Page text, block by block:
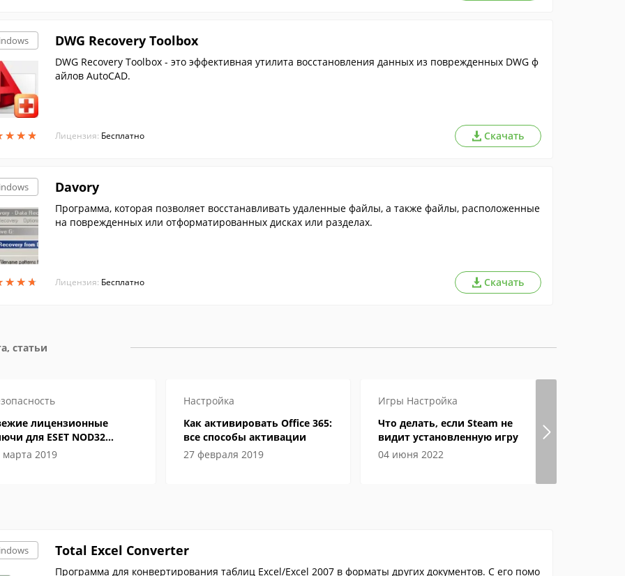
★★★
★★★
DWG Recovery Toolbox
DWG Recovery Toolbox - это эффективная утилита восстановления данных из поврежденных DWG ф
айлов AutoCAD.
Лицензия: Бесплатно Скачать
★★★
★★★
Davory
Программа, которая позволяет восстанавливать удаленные файлы, а также файлы, расположенные
на поврежденных или отформатированных дисках или разделах.
Лицензия: Бесплатно Скачать
статьи
лицензионные
для ESET NOD32
Security до 2019-2020
марта 2019
Настройка
Как активировать Office 365:
все способы активации
27 февраля 2019
Игры Настройка
Что делать, если Steam не
видит установленную игру
04 июня 2022
Total Excel Converter
Программа для конвертирования таблиц Excel/Excel 2007 в форматы других документов. С его помо